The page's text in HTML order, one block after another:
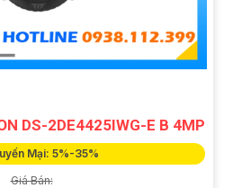
DS-2DE4425IWG-E B 4MP
Mại: 5%-35%
Giá Bán: